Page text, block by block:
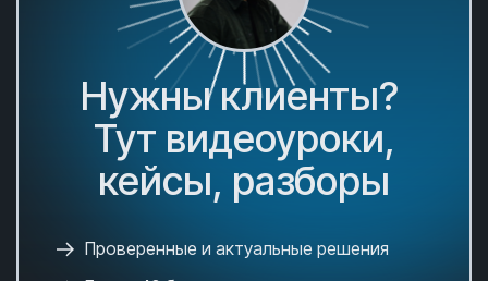
Нужны клиенты?
Тут видеоуроки,
кейсы, разборы
Проверенные и актуальные решения